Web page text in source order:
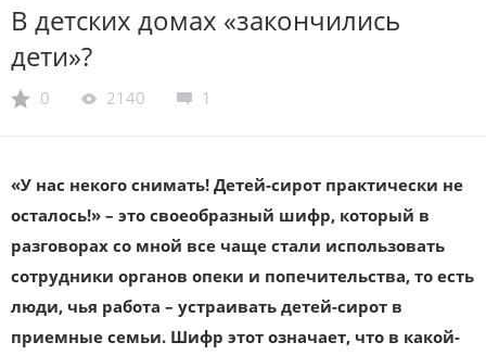
В детских домах «закончились
дети»?
0 2140 1
«У нас некого снимать! Детей-сирот практически не
осталось!» – это своеобразный шифр, который в
разговорах со мной все чаще стали использовать
сотрудники органов опеки и попечительства, то есть
люди, чья работа – устраивать детей-сирот в
приемные семьи. Шифр этот означает, что в какой-